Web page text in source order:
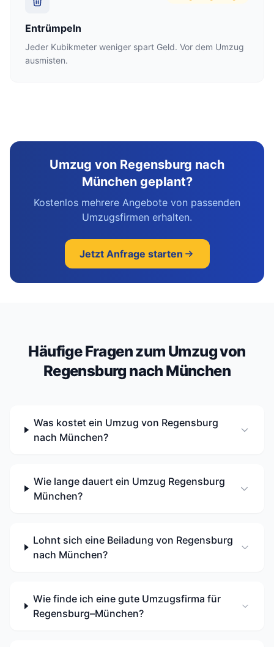
Entrümpeln
Jeder Kubikmeter weniger spart Geld. Vor dem Umzug
ausmisten.
Umzug von Regensburg nach
München geplant?
Kostenlos mehrere Angebote von passenden
Umzugsfirmen erhalten.
Jetzt Anfrage starten
Häufige Fragen zum Umzug von
Regensburg nach München
Was kostet ein Umzug von Regensburg
nach München?
Wie lange dauert ein Umzug Regensburg
München?
Lohnt sich eine Beiladung von Regensburg
nach München?
Wie finde ich eine gute Umzugsfirma für
Regensburg–München?